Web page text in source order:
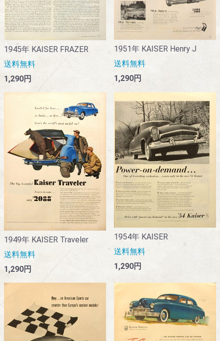
1945年 KAISER FRAZER
送料無料
1,290円
1951年 KAISER Henry J
送料無料
1,290円
1949年 KAISER Traveler
送料無料
1,290円
1954年 KAISER
送料無料
1,290円